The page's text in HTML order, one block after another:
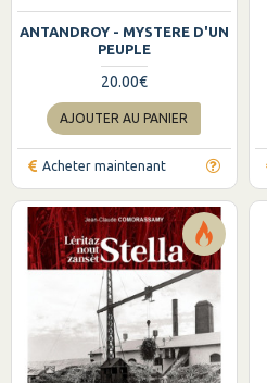
ANTANDROY - MYSTERE D'UN
PEUPLE
20.00€
AJOUTER AU PANIER
Acheter maintenant